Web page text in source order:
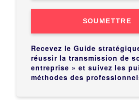
SOUMETTRE
Recevez le Guide
réussir la transmission de
entreprise » et suivez les
méthodes des